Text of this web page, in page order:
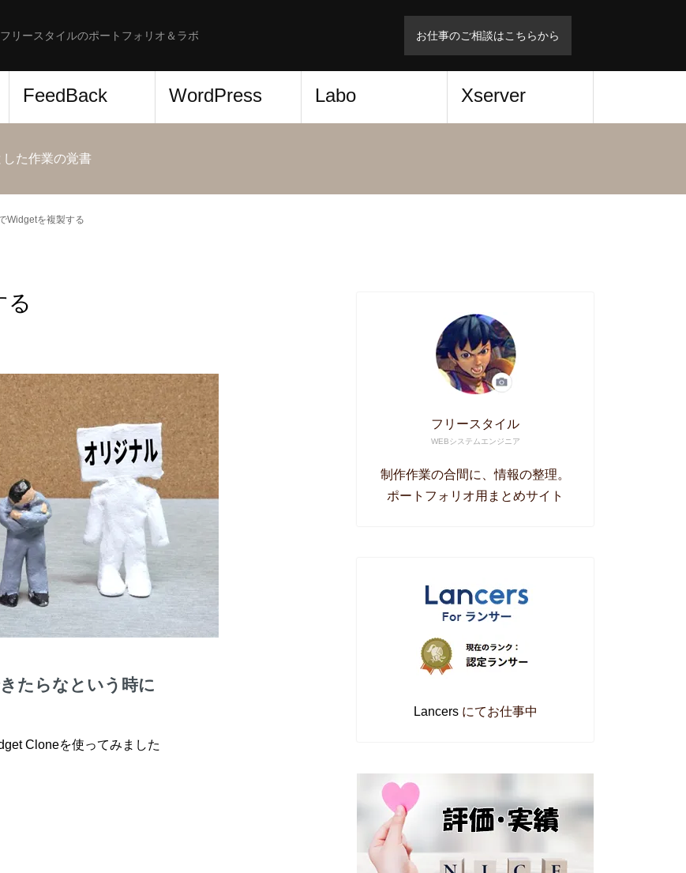
リースタイルのポートフォリオ＆ラボ お仕事のご相談はこちらから
FeedBack WordPress Labo Xserver
た作業の覚書
Widgetを複製する
る
たらなという時に
Cloneを使ってみました
フリースタイル
WEBシステムエンジニア
制作作業の合間に、情報の整理。
ポートフォリオ用まとめサイト
Lancersにてお仕事中